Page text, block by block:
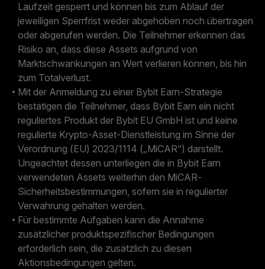
Laufzeit gesperrt und können bis zum Ablauf der
jeweiligen Sperrfrist weder abgehoben noch übertragen
oder abgerufen werden. Die Teilnehmer erkennen das
Risiko an, dass diese Assets aufgrund von
Marktschwankungen an Wert verlieren können, bis hin
zum Totalverlust.
Mit der Anmeldung zu einer Bybit Earn-Strategie
bestätigen die Teilnehmer, dass Bybit Earn ein nicht
reguliertes Produkt der Bybit EU GmbH ist und keine
regulierte Krypto-Asset-Dienstleistung im Sinne der
Verordnung (EU) 2023/1114 („MiCAR“) darstellt.
Ungeachtet dessen unterliegen die in Bybit Earn
verwendeten Assets weiterhin den MiCAR-
Sicherheitsbestimmungen, sofern sie in regulierter
Verwahrung gehalten werden.
Für bestimmte Aufgaben kann die Annahme
zusätzlicher produktspezifischer Bedingungen
erforderlich sein, die zusätzlich zu diesen
Aktionsbedingungen gelten.